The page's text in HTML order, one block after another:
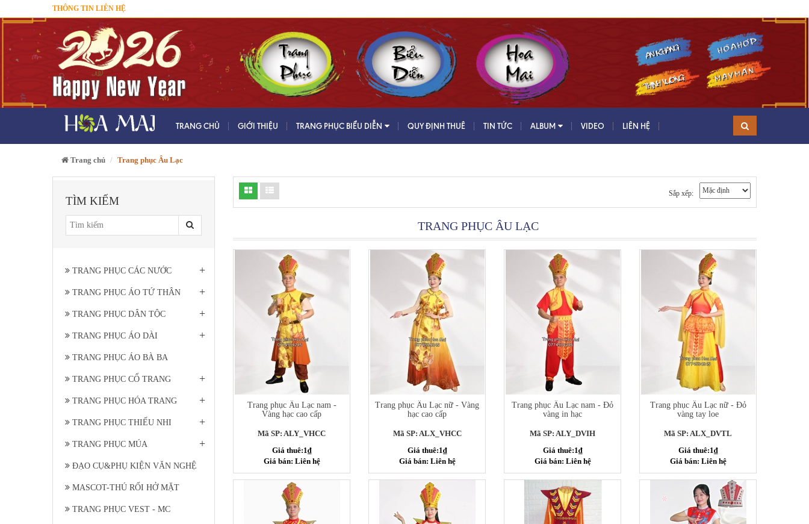
THÔNG TIN LIÊN HỆ
TRANG CHỦ GIỚI THIỆU TRANG PHỤC BIỂU DIỄN QUY ĐỊNH THUÊ TIN TỨC ALBUM VIDEO LIÊN HỆ
Trang chủ Trang phục Âu Lạc
TÌM KIẾM
TRANG PHỤC CÁC NƯỚC +
TRANG PHỤC ÁO TỨ THÂN +
TRANG PHỤC DÂN TỘC +
TRANG PHỤC ÁO DÀI +
TRANG PHỤC ÁO BÀ BA
TRANG PHỤC CỔ TRANG +
TRANG PHỤC HÓA TRANG +
TRANG PHỤC THIẾU NHI +
TRANG PHỤC MÚA +
ĐẠO CỤ&PHỤ KIỆN VĂN NGHỆ
MASCOT-THÚ RỐI HỞ MẶT
TRANG PHỤC VEST - MC
Sắp xếp:
TRANG PHỤC ÂU LẠC
Trang phục Âu Lạc nam -
Vàng hạc cao cấp
Mã SP: ALY_VHCC
Giá thuê:1₫
Giá bán: Liên hệ
Trang phục Âu Lạc nữ - Vàng
hạc cao cấp
Mã SP: ALX_VHCC
Giá thuê:1₫
Giá bán: Liên hệ
Trang phục Âu Lạc nam - Đỏ
vàng in hạc
Mã SP: ALY_DVIH
Giá thuê:1₫
Giá bán: Liên hệ
Trang phục Âu Lạc nữ - Đỏ
vàng tay loe
Mã SP: ALX_DVTL
Giá thuê:1₫
Giá bán: Liên hệ